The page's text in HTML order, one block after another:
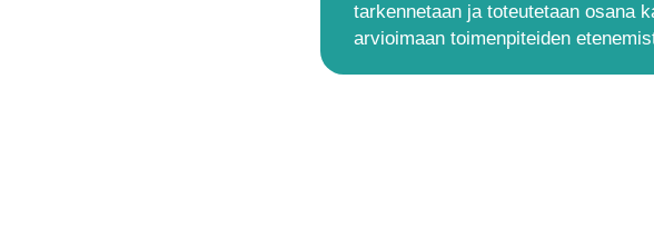
tarkennetaan ja toteutetaan osana
arvioimaan toimenpiteiden